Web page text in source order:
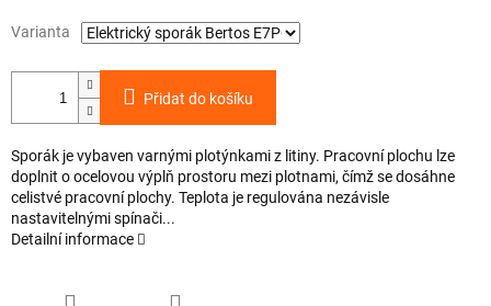
Varianta
Přidat do košíku
Sporák je vybaven varnými plotýnkami z litiny. Pracovní plochu lze
doplnit o ocelovou výplň prostoru mezi plotnami, čímž se dosáhne
celistvé pracovní plochy. Teplota je regulována nezávisle
nastavitelnými spínači...
Detailní informace